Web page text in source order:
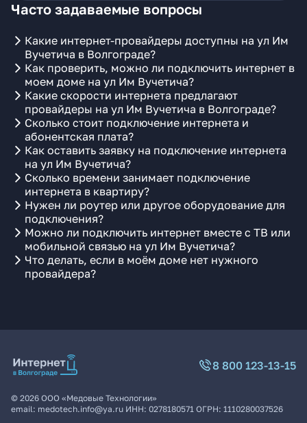
Часто задаваемые вопросы
Какие интернет-провайдеры доступны на ул Им
Вучетича в Волгограде?
Как проверить, можно ли подключить интернет в
моем доме на ул Им Вучетича?
Какие скорости интернета предлагают
провайдеры на ул Им Вучетича в Волгограде?
Сколько стоит подключение интернета и
абонентская плата?
Как оставить заявку на подключение интернета
на ул Им Вучетича?
Сколько времени занимает подключение
интернета в квартиру?
Нужен ли роутер или другое оборудование для
подключения?
Можно ли подключить интернет вместе с ТВ или
мобильной связью на ул Им Вучетича?
Что делать, если в моём доме нет нужного
провайдера?
8 800 123-13-15
© 2026 ООО «Медовые Технологии»
email: medotech.info@ya.ru ИНН: 0278180571 ОГРН: 1110280037526